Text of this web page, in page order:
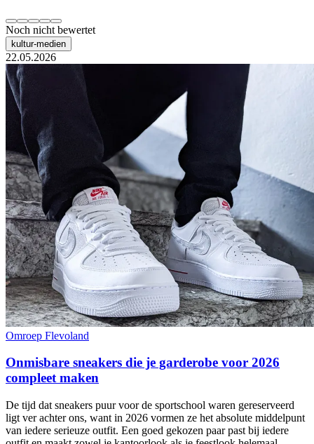
Noch nicht bewertet
kultur-medien
22.05.2026
Omroep Flevoland
Onmisbare sneakers die je garderobe voor 2026
compleet maken
De tijd dat sneakers puur voor de sportschool waren gereserveerd
ligt ver achter ons, want in 2026 vormen ze het absolute middelpunt
van iedere serieuze outfit. Een goed gekozen paar past bij iedere